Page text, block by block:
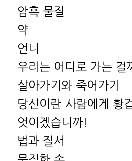
암흑 물질
약
언니
우리는 어디로 가는 걸
살아가기와 죽어가기
당신이란 사람에게 황
엇이겠습니까!
법과 질서